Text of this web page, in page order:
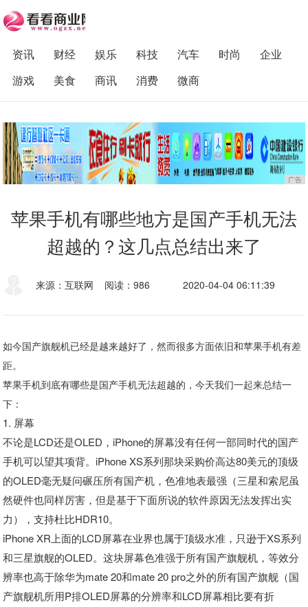
资讯 财经 娱乐 科技 汽车 时尚
企业
游戏
美食 商讯 消费 微商
广告
苹果手机有哪些地方是国产手机无法
超越的？这几点总结出来了
来源：互联网 阅读：986 2020-04-04 06:11:39
如今国产旗舰机已经是越来越好了，然而很多方面依旧和苹果手机有差
距。
苹果手机到底有哪些是国产手机无法超越的，今天我们一起来总结一
下：
1. 屏幕
不论是LCD还是OLED，iPhone的屏幕没有任何一部同时代的国产
手机可以望其项背。iPhone XS系列那块采购价高达80美元的顶级
的OLED毫无疑问碾压所有国产机，色准地表最强（三星和索尼虽
然硬件也同样厉害，但是基于下面所说的软件原因无法发挥出实
力），支持杜比HDR10。
iPhone XR上面的LCD屏幕在业界也属于顶级水准，只逊于XS系列
和三星旗舰的OLED。这块屏幕色准强于所有国产旗舰机，等效分
辨率也高于除华为mate 20和mate 20 pro之外的所有国产旗舰（国
产旗舰机所用P排OLED屏幕的分辨率和LCD屏幕相比要有折